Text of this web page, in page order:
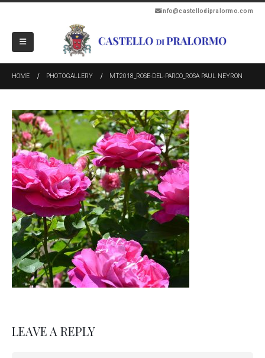
info@castellodipralormo.com
HOME PHOTOGALLERY MT2018_ROSE-DEL-PARCO_ROSA PAUL NEYRON
LEAVE A REPLY